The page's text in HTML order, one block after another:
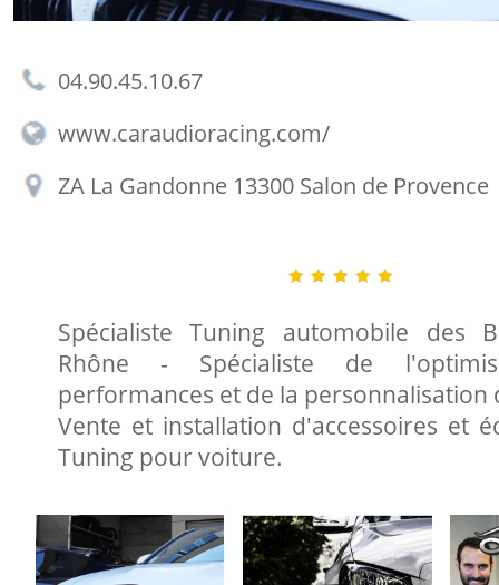
04.90.45.10.67
www.caraudioracing.com/
ZA La Gandonne 13300 Salon de Provence
Spécialiste Tuning automobile des
Rhône - Spécialiste de
performances et de la personnalisation
Vente et installation d'accessoires et
Tuning pour voiture.